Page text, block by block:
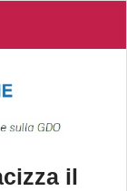
il